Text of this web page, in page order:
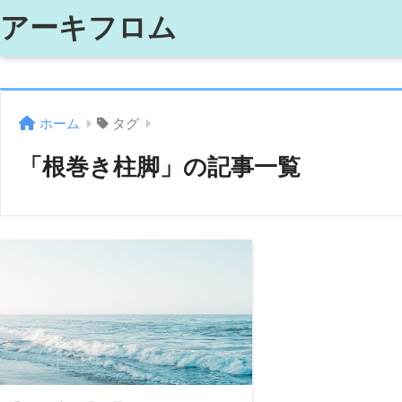
アーキフロム
ホーム タグ
「根巻き柱脚」の記事一覧